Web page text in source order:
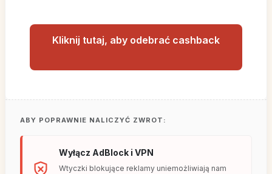
Kliknij tutaj, aby odebrać cashback
ABY POPRAWNIE NALICZYĆ ZWROT:
Wyłącz AdBlock i VPN
Wtyczki blokujące reklamy uniemożliwiają nam